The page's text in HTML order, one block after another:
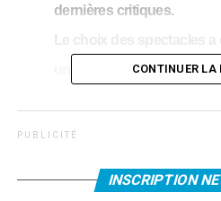
dernières critiques.
une production vite faite,
l’autre a été remuant,
vigoureux, et la longue
CONTINUER LA
P U B L I C I T É
INSCRIPTION